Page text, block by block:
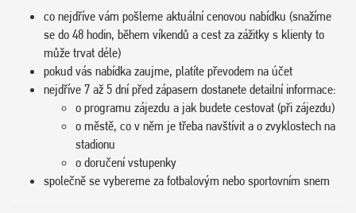
co nejdříve vám pošleme aktuální cenovou nabídku (snažíme
se do 48 hodin, během víkendů a cest za zážitky s klienty to
může trvat déle)
pokud vás nabídka zaujme, platíte převodem na účet
nejdříve 7 až 5 dní před zápasem dostanete detailní informace:
o programu zájezdu a jak budete cestovat (při zájezdu)
o městě, co v něm je třeba navštívit a o zvyklostech na
stadionu
o doručení vstupenky
společně se vybereme za fotbalovým nebo sportovním snem